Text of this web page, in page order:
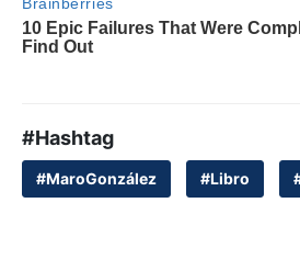
#Hashtag
#MaroGonzález #Libro